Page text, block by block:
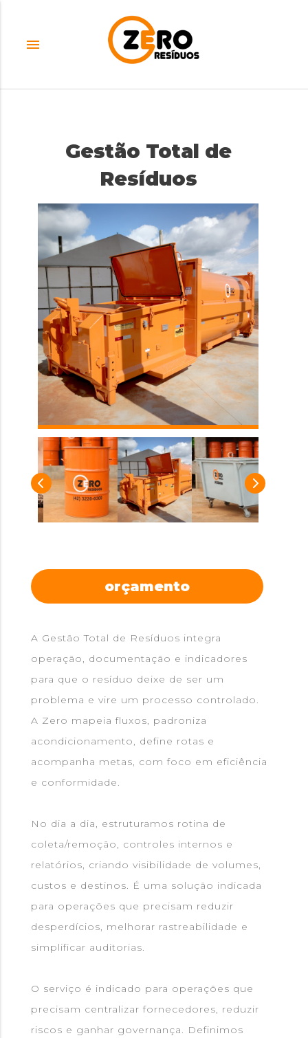
menu
Gestão Total de
Resíduos
orçamento
A Gestão Total de Resíduos integra
operação, documentação e indicadores
para que o resíduo deixe de ser um
problema e vire um processo controlado.
A Zero mapeia fluxos, padroniza
acondicionamento, define rotas e
acompanha metas, com foco em eficiência
e conformidade.
No dia a dia, estruturamos rotina de
coleta/remoção, controles internos e
relatórios, criando visibilidade de volumes,
custos e destinos. É uma solução indicada
para operações que precisam reduzir
desperdícios, melhorar rastreabilidade e
simplificar auditorias.
O serviço é indicado para operações que
precisam centralizar fornecedores, reduzir
riscos e ganhar governança. Definimos